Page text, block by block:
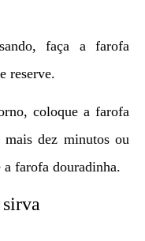
faça a farofa
reserve.
coloque a farofa
dez minutos ou
farofa douradinha.